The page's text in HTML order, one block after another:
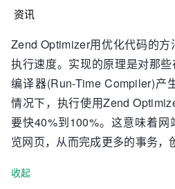
资讯
Zend Optimizer用优化代码的
执行速度。实现的原理是对那
编译器(Run-Time Compiler)产
情况下，执行使用Zend
要快40%到100%。这意味着
览网页，从而完成更多的事务，
收起